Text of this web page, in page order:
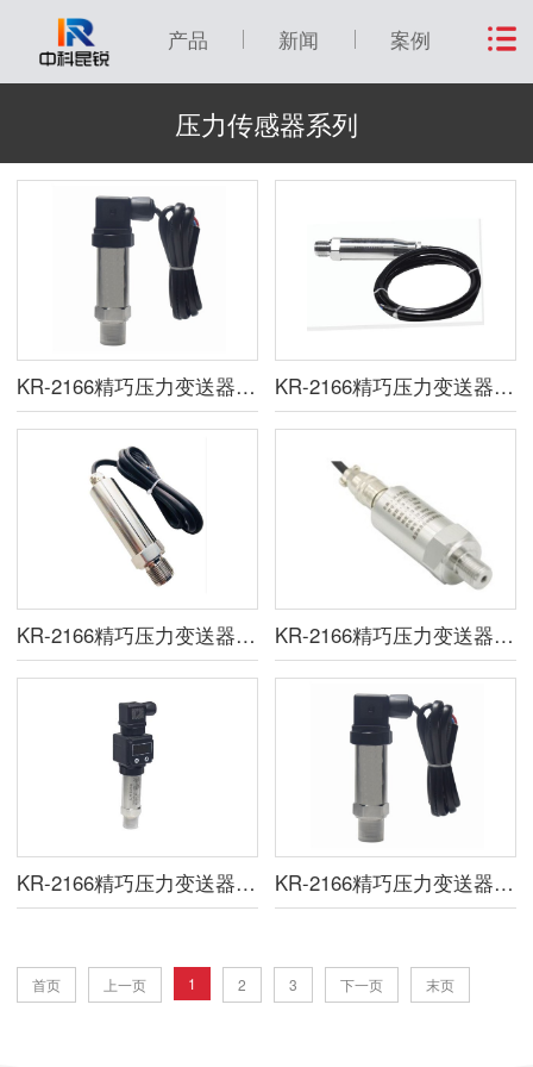
产品 新闻 案例
压力传感器系列
KR-2166精巧压力变送器（赫斯曼型） KR-2166精巧压力变送器（防水型）
KR-2166精巧压力变送器（直接引线型） KR-2166精巧压力变送器（航插型）
KR-2166精巧压力变送器（数显型） KR-2166精巧压力变送器（hart型）
首页 上一页 1 2 3 下一页 末页